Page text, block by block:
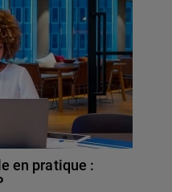
en pratique :